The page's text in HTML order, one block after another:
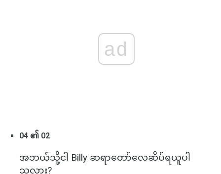
ad
04 ၏ 02
အဘယ်သို့ငါ Billy ဆရာတော်လေဆိပ်ရယူပါ
သလား?